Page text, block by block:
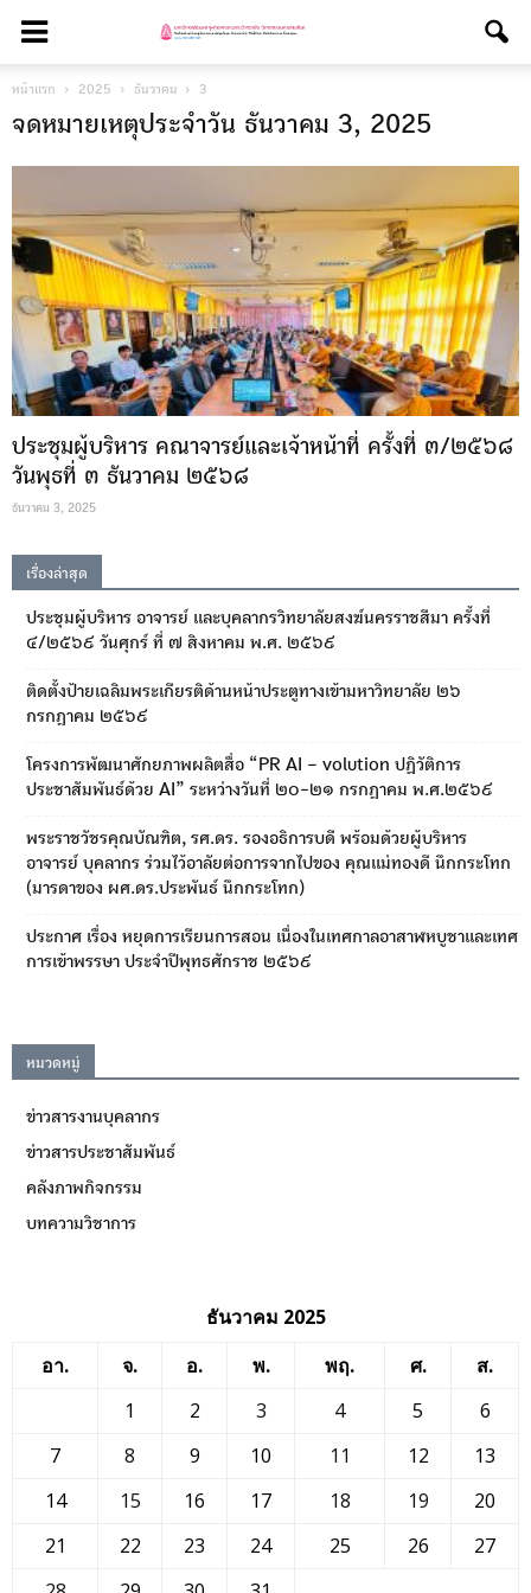
หน้าแรก 2025 ธันวาคม 3
จดหมายเหตุประจำวัน ธันวาคม 3, 2025
ประชุมผู้บริหาร คณาจารย์และเจ้าหน้าที่ ครั้งที่ ๓/๒๕๖๘
วันพุธที่ ๓ ธันวาคม ๒๕๖๘
ธันวาคม 3, 2025
เรื่องล่าสุด
ประชุมผู้บริหาร อาจารย์ และบุคลากรวิทยาลัยสงฆ์นครราชสีมา ครั้งที่
๔/๒๕๖๙ วันศุกร์ ที่ ๗ สิงหาคม พ.ศ. ๒๕๖๙
ติดตั้งป้ายเฉลิมพระเกียรติด้านหน้าประตูทางเข้ามหาวิทยาลัย ๒๖
กรกฎาคม ๒๕๖๙
โครงการพัฒนาศักยภาพผลิตสื่อ “PR AI – volution ปฏิวัติการ
ประชาสัมพันธ์ด้วย AI” ระหว่างวันที่ ๒๐-๒๑ กรกฎาคม พ.ศ.๒๕๖๙
พระราชวัชรคุณบัณฑิต, รศ.ดร. รองอธิการบดี พร้อมด้วยผู้บริหาร
อาจารย์ บุคลากร ร่วมไว้อาลัยต่อการจากไปของ คุณแม่ทองดี นึกกระโทก
(มารดาของ ผศ.ดร.ประพันธ์ นึกกระโทก)
ประกาศ เรื่อง หยุดการเรียนการสอน เนื่องในเทศกาลอาสาฬหบูชาและเทศ
การเข้าพรรษา ประจำปีพุทธศักราช ๒๕๖๙
หมวดหมู่
ข่าวสารงานบุคลากร
ข่าวสารประชาสัมพันธ์
คลังภาพกิจกรรม
บทความวิชาการ
ธันวาคม 2025
อา.
จ. อ. พ. พฤ. ศ.
ส.
1
2 3 4 5
6
7
8 9 10 11 12
13
14
15 16 17 18 19
20
21
22 23 24 25 26
27